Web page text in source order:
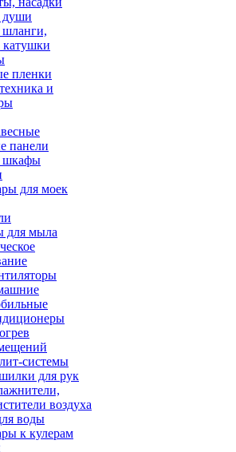
души
катушки
пленки
и
панели
шкафы
для моек
для мыла
системы
для рук
воздуха
воды
к кулерам